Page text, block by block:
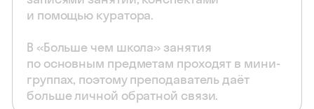
и помощью куратора.
В «Больше чем школа» занятия
по основным предметам проходят в мини-
группах, поэтому преподаватель даёт
больше личной обратной связи.